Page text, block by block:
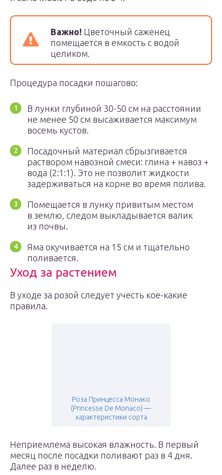
Важно! Цветочный саженец
помещается в емкость с водой
целиком.
Процедура посадки пошагово:
В лунки глубиной 30-50 см на расстоянии
не менее 50 см высаживается максимум
восемь кустов.
Посадочный материал сбрызгивается
раствором навозной смеси: глина + навоз +
вода (2:1:1). Это не позволит жидкости
задерживаться на корне во время полива.
Помещается в лунку привитым местом
в землю, следом выкладывается валик
из почвы.
Яма окучивается на 15 см и тщательно
поливается.
Уход за растением
В уходе за розой следует учесть кое-какие
правила.
Роза Принцесса Монако
(Princesse De Monaco) —
характеристики сорта
Неприемлема высокая влажность. В первый
месяц после посадки поливают раз в 4 дня.
Далее раз в неделю.